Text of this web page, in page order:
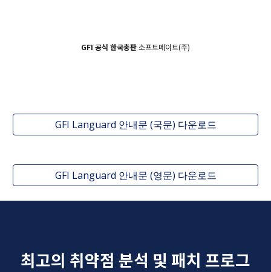
GFI 공식 한국총판소프트메이트(주)
GFI Languard 안내문 (국문) 다운로드
GFI Languard 안내문 (영문) 다운로드
최고의 취약점 분석 및 패치 프로그